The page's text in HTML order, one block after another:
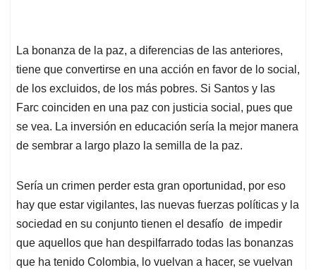
La bonanza de la paz, a diferencias de las anteriores,
tiene que convertirse en una acción en favor de lo social,
de los excluidos, de los más pobres. Si Santos y las
Farc coinciden en una paz con justicia social, pues que
se vea. La inversión en educación sería la mejor manera
de sembrar a largo plazo la semilla de la paz.
Sería un crimen perder esta gran oportunidad, por eso
hay que estar vigilantes, las nuevas fuerzas políticas y la
sociedad en su conjunto tienen el desafío de impedir
que aquellos que han despilfarrado todas las bonanzas
que ha tenido Colombia, lo vuelvan a hacer, se vuelvan